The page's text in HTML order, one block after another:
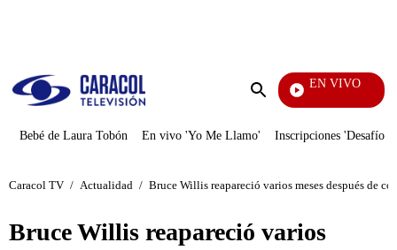
Enviar
EN VIVO
La Red
Bebé de Laura Tobón En vivo 'Yo Me Llamo' Inscripciones 'Desafío'
Caracol TV / Actualidad / Bruce Willis reapareció varios meses después de
Bruce Willis reapareció varios